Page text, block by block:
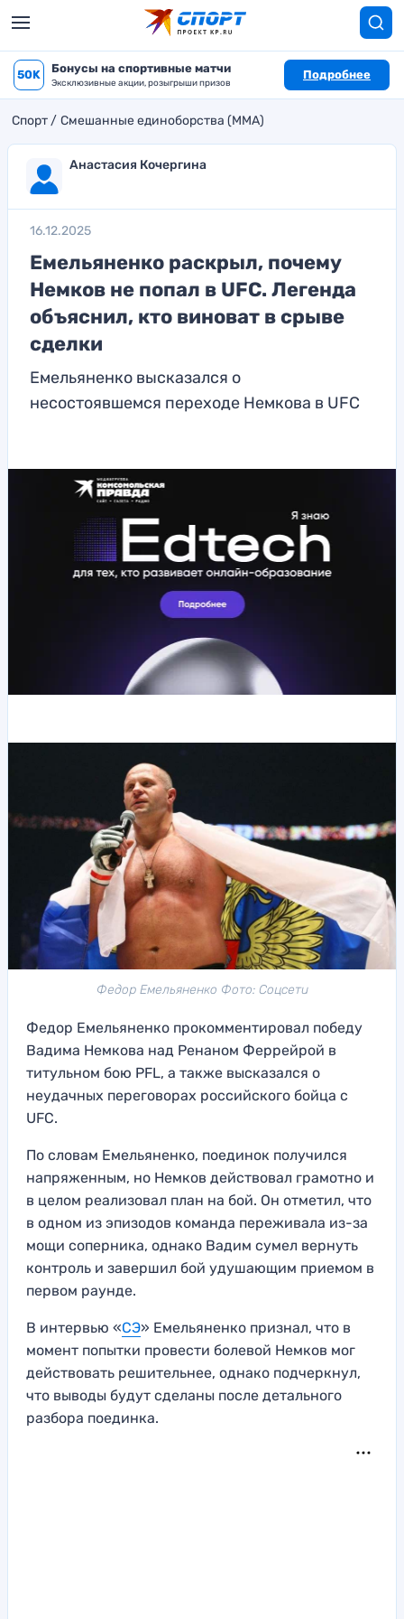
50K Бонусы на спортивные матчи
Эксклюзивные акции, розыгрыши призов
Подробнее
Спорт Смешанные единоборства (MMA)
Анастасия Кочергина
16.12.2025
Емельяненко раскрыл, почему
Немков не попал в UFC. Легенда
объяснил, кто виноват в срыве
сделки
Емельяненко высказался о
несостоявшемся переходе Немкова в UFC
Федор Емельяненко Фото: Соцсети
Федор Емельяненко прокомментировал победу
Вадима Немкова над Ренаном Феррейрой в
титульном бою PFL, а также высказался о
неудачных переговорах российского бойца с
UFC.
По словам Емельяненко, поединок получился
напряженным, но Немков действовал грамотно и
в целом реализовал план на бой. Он отметил, что
в одном из эпизодов команда переживала из-за
мощи соперника, однако Вадим сумел вернуть
контроль и завершил бой удушающим приемом в
первом раунде.
В интервью «СЭ» Емельяненко признал, что в
момент попытки провести болевой Немков мог
действовать решительнее, однако подчеркнул,
что выводы будут сделаны после детального
разбора поединка.